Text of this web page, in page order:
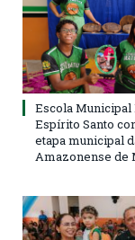
Escola Municipal
Espírito Santo
etapa municipal
Amazonense de